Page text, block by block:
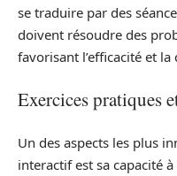
se traduire par des
doivent résoudre des
favorisant l’efficacité et
Exercices pratiques
Un des aspects les plus
interactif est sa capacité